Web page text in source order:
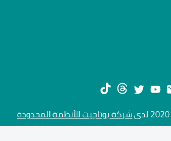
شركة يوتاجيت للأنظمة المحدودة